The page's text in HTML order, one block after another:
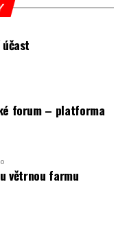
také spokojen –
pro Polsko zcela
závislosti na
forum – platforma
větrnou farmu